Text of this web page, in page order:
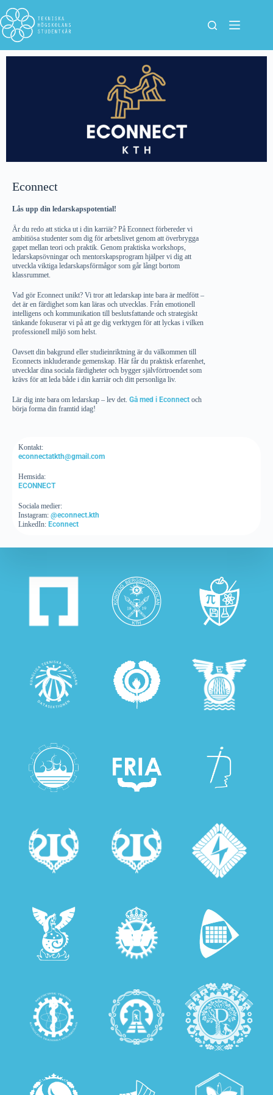
Econnect
Lås upp din ledarskapspotential!
Är du redo att sticka ut i din karriär? På Econnect förbereder vi
ambitiösa studenter som dig för arbetslivet genom att överbrygga
gapet mellan teori och praktik. Genom praktiska workshops,
ledarskapsövningar och mentorskapsprogram hjälper vi dig att
utveckla viktiga ledarskapsförmågor som går långt bortom
klassrummet.
Vad gör Econnect unikt? Vi tror att ledarskap inte bara är medfött –
det är en färdighet som kan läras och utvecklas. Från emotionell
intelligens och kommunikation till beslutsfattande och strategiskt
tänkande fokuserar vi på att ge dig verktygen för att lyckas i vilken
professionell miljö som helst.
Oavsett din bakgrund eller studieinriktning är du välkommen till
Econnects inkluderande gemenskap. Här får du praktisk erfarenhet,
utvecklar dina sociala färdigheter och bygger självförtroendet som
krävs för att leda både i din karriär och ditt personliga liv.
Lär dig inte bara om ledarskap – lev det. Gå med i Econnect och
börja forma din framtid idag!
Kontakt:
econnectatkth@gmail.com
Hemsida:
ECONNECT
Sociala medier:
Instagram: @econnect.kth
LinkedIn: Econnect